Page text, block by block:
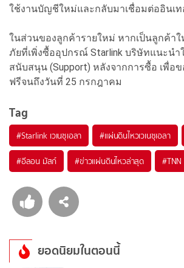
ใช้งานบัญชีใหม่และกลับมาเชื่อมต่ออินเท
ในส่วนของลูกค้ารายใหม่ หากเป็นลูกค้า
ภัยที่เพิ่งซื้ออุปกรณ์ Starlink บริษัทแนะนำ
สนับสนุน (Support) หลังจากการซื้อ เพื่อ
ฟรีจนถึงวันที่ 25 กรกฎาคม
Tag
#Starlink เวเนซุเอลา #แผ่นดินไหวเวเนซุเอลา
#อีลอน มัสก์ #ข่าวแผ่นดินไหวล่าสุด #TNN
ยอดนิยมในตอนนี้